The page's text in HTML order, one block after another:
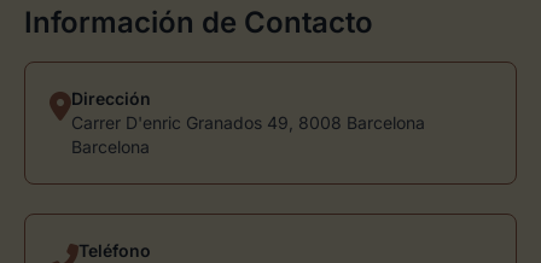
Información de Contacto
Dirección
Carrer D'enric Granados 49, 8008 Barcelona
Barcelona
Teléfono